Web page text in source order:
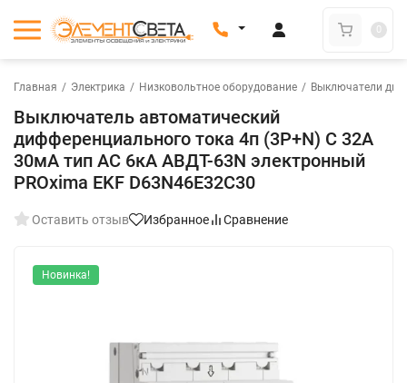
0
Главная / Электрика / Низковольтное оборудование / Выключатели
Выключатель автоматический
дифференциального тока 4п (3P+N) C 32А
30мА тип AC 6кА АВДТ-63N электронный
PROxima EKF D63N46E32C30
Оставить отзыв Избранное Сравнение
Новинка!